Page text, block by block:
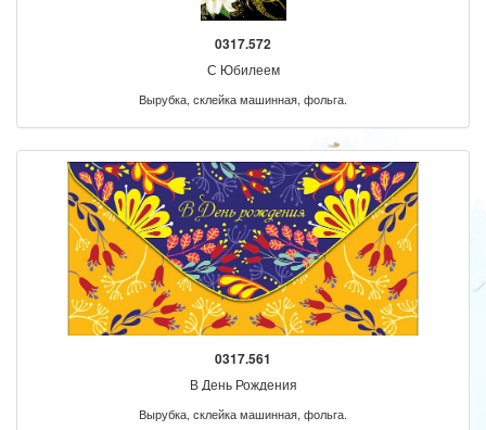
0317.572
С Юбилеем
Вырубка, склейка машинная, фольга.
0317.561
В День Рождения
Вырубка, склейка машинная, фольга.